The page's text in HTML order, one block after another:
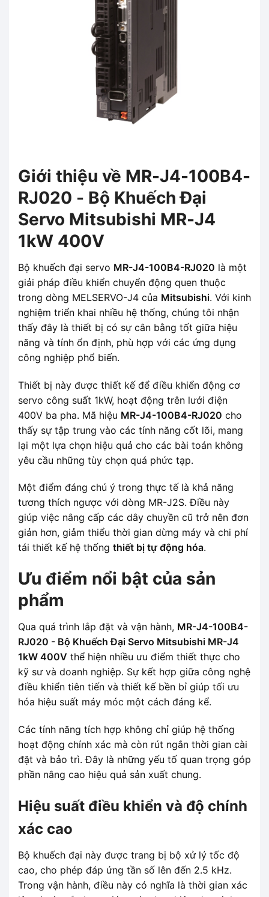
Giới thiệu về MR-J4-100B4-
RJ020 - Bộ Khuếch Đại
Servo Mitsubishi MR-J4
1kW 400V
Bộ khuếch đại servo MR-J4-100B4-RJ020 là một
giải pháp điều khiển chuyển động quen thuộc
trong dòng MELSERVO-J4 của Mitsubishi. Với kinh
nghiệm triển khai nhiều hệ thống, chúng tôi nhận
thấy đây là thiết bị có sự cân bằng tốt giữa hiệu
năng và tính ổn định, phù hợp với các ứng dụng
công nghiệp phổ biến.
Thiết bị này được thiết kế để điều khiển động cơ
servo công suất 1kW, hoạt động trên lưới điện
400V ba pha. Mã hiệu MR-J4-100B4-RJ020 cho
thấy sự tập trung vào các tính năng cốt lõi, mang
lại một lựa chọn hiệu quả cho các bài toán không
yêu cầu những tùy chọn quá phức tạp.
Một điểm đáng chú ý trong thực tế là khả năng
tương thích ngược với dòng MR-J2S. Điều này
giúp việc nâng cấp các dây chuyền cũ trở nên đơn
giản hơn, giảm thiểu thời gian dừng máy và chi phí
tái thiết kế hệ thống thiết bị tự động hóa.
Ưu điểm nổi bật của sản
phẩm
Qua quá trình lắp đặt và vận hành, MR-J4-100B4-
RJ020 - Bộ Khuếch Đại Servo Mitsubishi MR-J4
1kW 400V thể hiện nhiều ưu điểm thiết thực cho
kỹ sư và doanh nghiệp. Sự kết hợp giữa công nghệ
điều khiển tiên tiến và thiết kế bền bỉ giúp tối ưu
hóa hiệu suất máy móc một cách đáng kể.
Các tính năng tích hợp không chỉ giúp hệ thống
hoạt động chính xác mà còn rút ngắn thời gian cài
đặt và bảo trì. Đây là những yếu tố quan trọng góp
phần nâng cao hiệu quả sản xuất chung.
Hiệu suất điều khiển và độ chính
xác cao
Bộ khuếch đại này được trang bị bộ xử lý tốc độ
cao, cho phép đáp ứng tần số lên đến 2.5 kHz.
Trong vận hành, điều này có nghĩa là thời gian xác